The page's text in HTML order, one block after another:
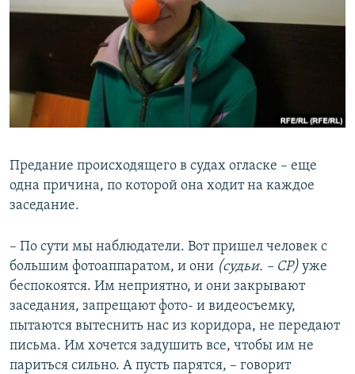
Предание происходящего в судах огласке – еще
одна причина, по которой она ходит на каждое
заседание.
– По сути мы наблюдатели. Вот пришел человек с
большим фотоаппаратом, и они (судьи. – СР) уже
беспокоятся. Им неприятно, и они закрывают
заседания, запрещают фото- и видеосъемку,
пытаются вытеснить нас из коридора, не передают
письма. Им хочется задушить все, чтобы им не
париться сильно. А пусть парятся, – говорит